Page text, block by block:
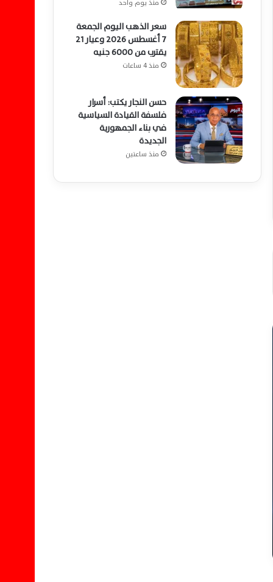
منذ يوم واحد
سعر الذهب اليوم الجمعة
7 أغسطس 2026 وعيار 21
يقترب من 6000 جنيه
منذ 4 ساعات
حسن النجار يكتب: أسرار
فلسفة القيادة السياسية
في بناء الجمهورية
الجديدة
منذ ساعتين